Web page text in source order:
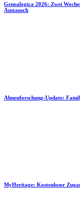
Genealogica 2026: Zwei
Austausch
Ahnenforschung-Update:
MyHeritage: Kostenloser